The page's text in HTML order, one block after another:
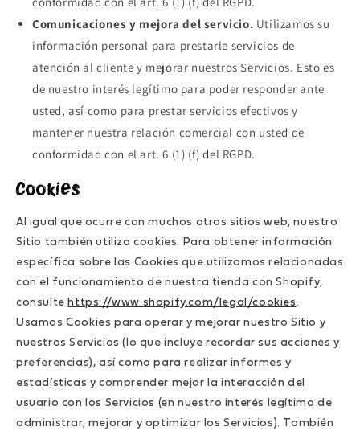
Comunicaciones y mejora del servicio. Utilizamos su
información personal para prestarle servicios de
atención al cliente y mejorar nuestros Servicios. Esto es
de nuestro interés legítimo para poder responder ante
usted, así como para prestar servicios efectivos y
mantener nuestra relación comercial con usted de
conformidad con el art. 6 (1) (f) del RGPD.
Cookies
Al igual que ocurre con muchos otros sitios web, nuestro
Sitio también utiliza cookies. Para obtener información
específica sobre las Cookies que utilizamos relacionadas
con el funcionamiento de nuestra tienda con Shopify,
consulte https://www.shopify.com/legal/cookies.
Usamos Cookies para operar y mejorar nuestro Sitio y
nuestros Servicios (lo que incluye recordar sus acciones y
preferencias), así como para realizar informes y
estadísticas y comprender mejor la interacción del
usuario con los Servicios (en nuestro interés legítimo de
administrar, mejorar y optimizar los Servicios). También